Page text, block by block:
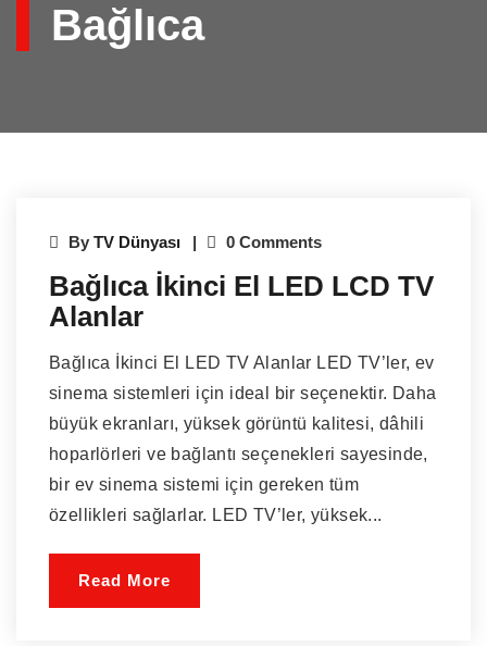
Bağlıca
By TV Dünyası 0 Comments
Bağlıca İkinci El LED LCD TV
Alanlar
Bağlıca İkinci El LED TV Alanlar LED TV’ler, ev
sinema sistemleri için ideal bir seçenektir. Daha
büyük ekranları, yüksek görüntü kalitesi, dâhili
hoparlörleri ve bağlantı seçenekleri sayesinde,
bir ev sinema sistemi için gereken tüm
özellikleri sağlarlar. LED TV’ler, yüksek...
Read More